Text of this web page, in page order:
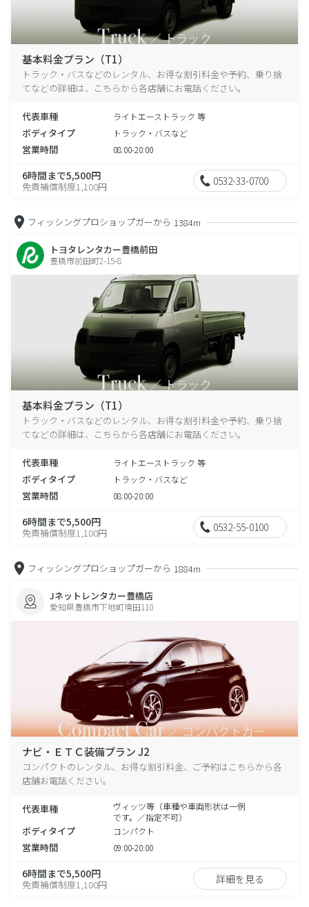
基本料金プラン（T1）
トラック・バスなどのレンタル、お得な割引料金や予約、乗り捨
てなどの詳細は、こちらから各店舗にお電話ください。
代表車種 ライトエーストラック 等
ボディタイプ トラック・バスなど
営業時間 08:00-20:00
6時間まで5,500円
免責補償制度1,100円 0532-33-0700
フィッシングプロショップガーから 1384m
トヨタレンタカー豊橋前田
豊橋市前田町2-15-8
基本料金プラン（T1）
トラック・バスなどのレンタル、お得な割引料金や予約、乗り捨
てなどの詳細は、こちらから各店舗にお電話ください。
代表車種 ライトエーストラック 等
ボディタイプ トラック・バスなど
営業時間 08:00-20:00
6時間まで5,500円
免責補償制度1,100円 0532-55-0100
フィッシングプロショップガーから 1884m
Jネットレンタカー豊橋店
愛知県豊橋市下地町境田110
ナビ・ＥＴＣ装備プラン J2
コンパクトのレンタル、お得な割引料金、ご予約はこちらから各
店舗お電話ください。
代表車種
ヴィッツ等（車種や車両形状は一例
です。／指定不可）
ボディタイプ コンパクト
営業時間 09:00-20:00
6時間まで5,500円
免責補償制度1,100円 詳細を見る